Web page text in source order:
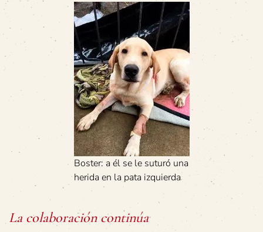
Boster: a él se le suturó una
herida en la pata izquierda
La colaboración continúa